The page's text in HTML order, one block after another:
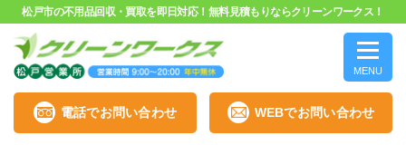
松戸市の不用品回収・買取を即日対応！無料見積もりならクリーンワークス！
MENU
電話でお問い合わせ WEBでお問い合わせ